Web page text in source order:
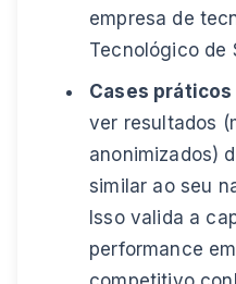
empresa de
Tecnológico de
Cases práticos
ver resultados
anonimizados)
similar ao seu
Isso valida a
performance